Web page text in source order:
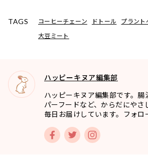
TAGS コーヒーチェーン ドトール プラント
大豆ミート
ハッピーキヌア編集部
ハッピーキヌア編集部です。腸
パーフードなど、からだにやさ
毎日お届けしています。フォロ